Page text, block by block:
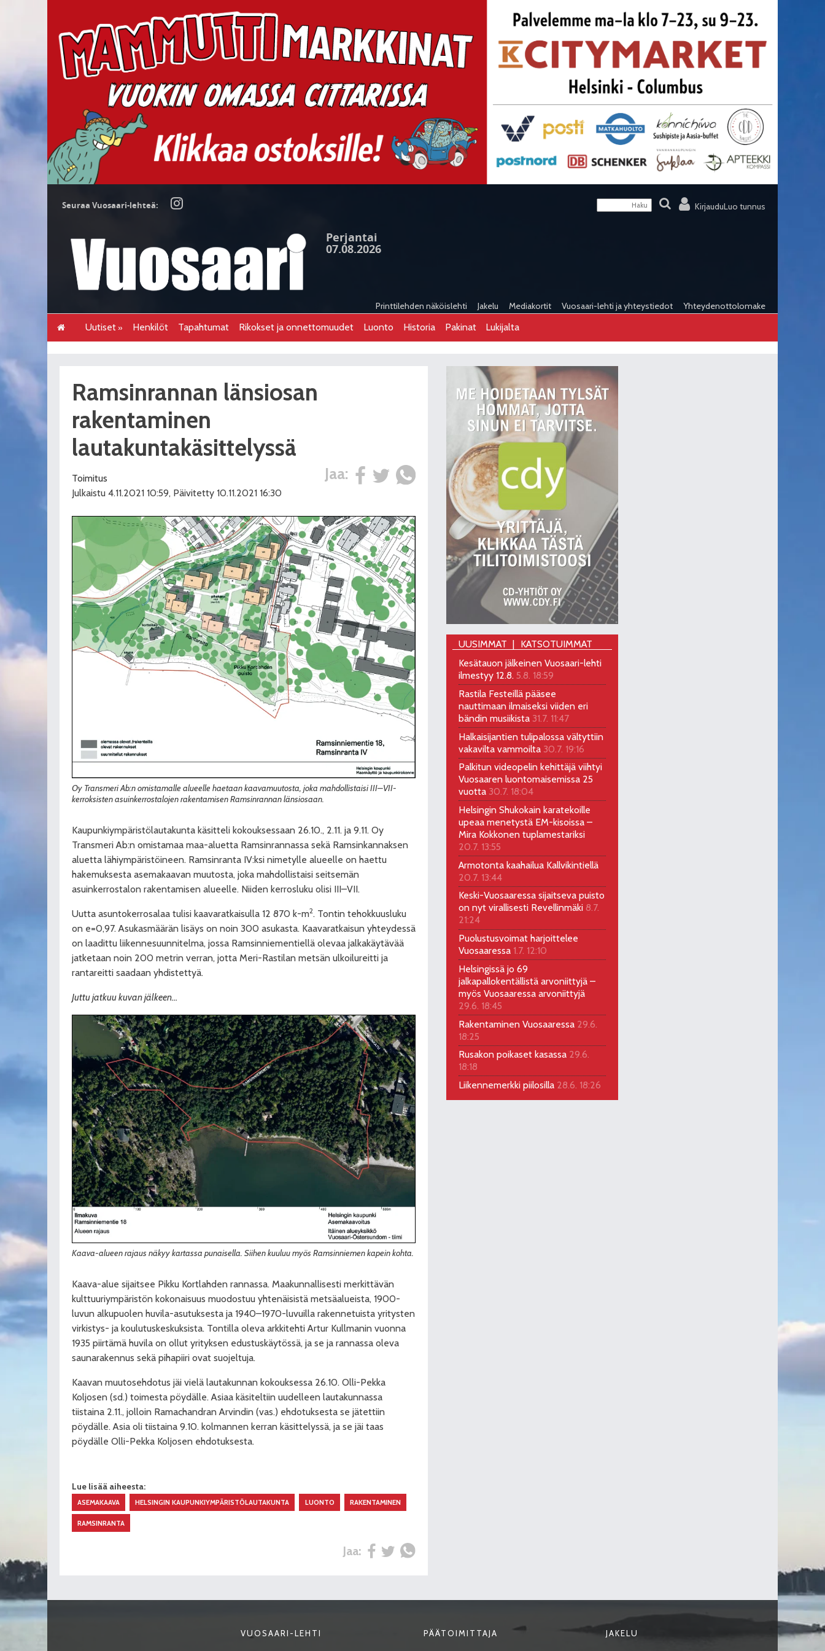
KirjauduLuo tunnus
Seuraa Vuosaari-lehteä:
Perjantai
07.08.2026
Printtilehden näköislehti Jakelu Mediakortit Vuosaari-lehti ja yhteystiedot Yhteydenottolomake
Uutiset Henkilöt Tapahtumat Rikokset ja onnettomuudet Luonto Historia Pakinat Lukijalta
Ramsinrannan länsiosan
rakentaminen
lautakuntakäsittelyssä
Jaa:
Toimitus
Julkaistu 4.11.2021 10:59, Päivitetty 10.11.2021 16:30
Oy Transmeri Ab:n omistamalle alueelle haetaan kaavamuutosta, joka mahdollistaisi III–VII-
kerroksisten asuinkerrostalojen rakentamisen Ramsinrannan länsiosaan.
Kaupunkiympäristölautakunta käsitteli kokouksessaan 26.10., 2.11. ja 9.11. Oy
Transmeri Ab:n omistamaa maa-aluetta Ramsinrannassa sekä Ramsinkannaksen
aluetta lähiympäristöineen. Ramsinranta IV:ksi nimetylle alueelle on haettu
hakemuksesta asemakaavan muutosta, joka mahdollistaisi seitsemän
asuinkerrostalon rakentamisen alueelle. Niiden kerrosluku olisi III–VII.
Uutta asuntokerrosalaa tulisi kaavaratkaisulla 12 870 k-m2. Tontin tehokkuusluku
on e=0,97. Asukasmäärän lisäys on noin 300 asukasta. Kaavaratkaisun yhteydessä
on laadittu liikennesuunnitelma, jossa Ramsinniementiellä olevaa jalkakäytävää
jatketaan noin 200 metrin verran, jotta Meri-Rastilan metsän ulkoilureitti ja
rantareitti saadaan yhdistettyä.
Juttu jatkuu kuvan jälkeen…
Kaava-alueen rajaus näkyy kartassa punaisella. Siihen kuuluu myös Ramsinniemen kapein kohta.
Kaava-alue sijaitsee Pikku Kortlahden rannassa. Maakunnallisesti merkittävän
kulttuuriympäristön kokonaisuus muodostuu yhtenäisistä metsäalueista, 1900-
luvun alkupuolen huvila-asutuksesta ja 1940–1970-luvuilla rakennetuista yritysten
virkistys- ja koulutuskeskuksista. Tontilla oleva arkkitehti Artur Kullmanin vuonna
1935 piirtämä huvila on ollut yrityksen edustuskäytössä, ja se ja rannassa oleva
saunarakennus sekä pihapiiri ovat suojeltuja.
Kaavan muutosehdotus jäi vielä lautakunnan kokouksessa 26.10. Olli-Pekka
Koljosen (sd.) toimesta pöydälle. Asiaa käsiteltiin uudelleen lautakunnassa
tiistaina 2.11., jolloin Ramachandran Arvindin (vas.) ehdotuksesta se jätettiin
pöydälle. Asia oli tiistaina 9.10. kolmannen kerran käsittelyssä, ja se jäi taas
pöydälle Olli-Pekka Koljosen ehdotuksesta.
Lue lisää aiheesta:
ASEMAKAAVA HELSINGIN KAUPUNKIYMPÄRISTÖLAUTAKUNTA LUONTO RAKENTAMINEN
RAMSINRANTA
Jaa:
UUSIMMAT
KATSOTUIMMAT
Kesätauon jälkeinen Vuosaari-lehti
ilmestyy 12.8. 5.8. 18:59
Rastila Festeillä pääsee
nauttimaan ilmaiseksi viiden eri
bändin musiikista 31.7. 11:47
Halkaisijantien tulipalossa vältyttiin
vakavilta vammoilta 30.7. 19:16
Palkitun videopelin kehittäjä viihtyi
Vuosaaren luontomaisemissa 25
vuotta 30.7. 18:04
Helsingin Shukokain karatekoille
upeaa menetystä EM-kisoissa –
Mira Kokkonen tuplamestariksi
20.7. 13:55
Armotonta kaahailua Kallvikintiellä
20.7. 13:44
Keski-Vuosaaressa sijaitseva puisto
on nyt virallisesti Revellinmäki 8.7.
21:24
Puolustusvoimat harjoittelee
Vuosaaressa 1.7. 12:10
Helsingissä jo 69
jalkapallokentällistä arvoniittyjä –
myös Vuosaaressa arvoniittyjä
29.6. 18:45
Rakentaminen Vuosaaressa 29.6.
18:25
Rusakon poikaset kasassa 29.6.
18:18
Liikennemerkki piilosilla 28.6. 18:26
VUOSAARI-LEHTI PÄÄTOIMITTAJA JAKELU